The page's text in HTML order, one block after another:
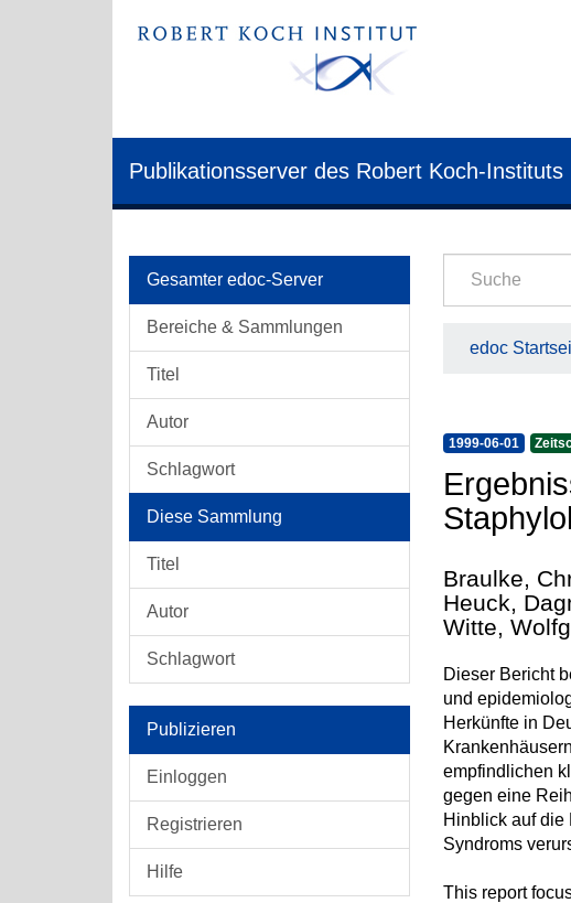
Publikationsserver des Robert Koch-Instituts
Gesamter edoc-Server
Bereiche & Sammlungen
Titel
Autor
Schlagwort
Diese Sammlung
Titel
Autor
Schlagwort
Publizieren
Einloggen
Registrieren
Hilfe
edoc
1999-06-01
Braulke,
Heuck,
Witte,
Dieser Bericht
und
Herkünfte in
empfindlichen
gegen eine
Hinblick auf die
Syndroms
This report